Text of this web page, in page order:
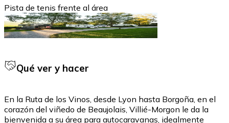
Pista de tenis frente al área
Qué ver y hacer
En la Ruta de los Vinos, desde Lyon hasta Borgoña, en el
corazón del viñedo de Beaujolais, Villié-Morgon le da la
bienvenida a su área para autocaravanas, idealmente